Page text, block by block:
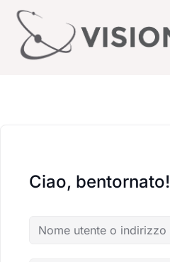
Ciao, bentornato!